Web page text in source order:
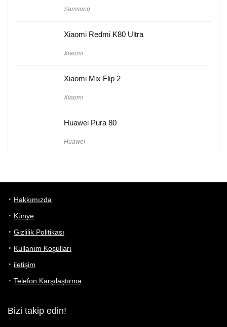
Samsung
Xiaomi Redmi K80 Ultra
Xiaomi
Xiaomi Mix Flip 2
Xiaomi
Huawei Pura 80
Huawei
Hakkımızda
Künye
Gizlilik Politikası
Kullanım Koşulları
iletişim
Telefon Karşılaştırma
Bizi takip edin!